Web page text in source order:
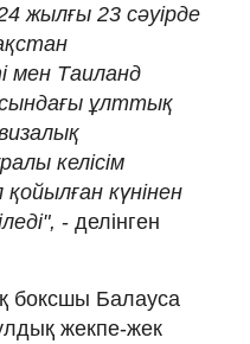
жылғы 23 сәуірде
мен Таиланд
ұлттық
келісім
қойылған күнінен
- делінген
боксшы Балауса
жекпе-жек